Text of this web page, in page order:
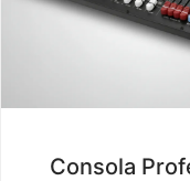
Consola